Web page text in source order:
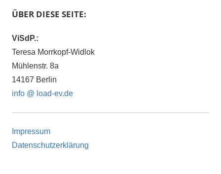
ÜBER DIESE SEITE:
ViSdP.:
Teresa Morrkopf-Widlok
Mühlenstr. 8a
14167 Berlin
info @ load-ev.de
Impressum
Datenschutzerklärung